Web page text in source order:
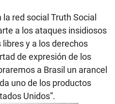
red social Truth Social
a los ataques insidiosos
y a los derechos
de expresión de los
a Brasil un arancel
uno de los productos
Unidos”.